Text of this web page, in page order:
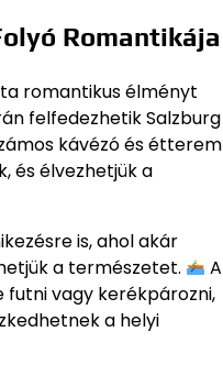
Romantikája
romantikus élményt
felfedezhetik Salzburg
kávézó és étterem
és élvezhetjük a
is, ahol akár
a természetet.
A
futni vagy kerékpározni,
a helyi